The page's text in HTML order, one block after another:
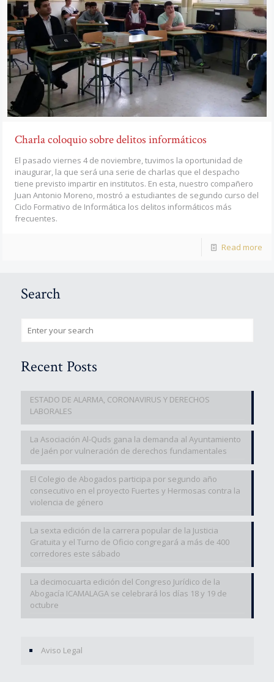
Charla coloquio sobre delitos informáticos
El pasado viernes 4 de noviembre, tuvimos la oportunidad de
inaugurar, la que será una serie de charlas que el despacho
tiene previsto impartir en institutos. En esta, nuestro compañero
Juan Antonio Moreno, mostró a estudiantes de segundo curso del
Ciclo Formativo de Informática los delitos informáticos más
frecuentes.
Read more
Search
Recent Posts
ESTADO DE ALARMA, CORONAVIRUS Y DERECHOS
LABORALES
La Asociación Al-Quds gana la demanda al Ayuntamiento
de Jaén por vulneración de derechos fundamentales
El Colegio de Abogados participa por segundo año
consecutivo en el proyecto Fuertes y Hermosas contra la
violencia de género
La sexta edición de la carrera popular de la Justicia
Gratuita y el Turno de Oficio congregará a más de 400
corredores este sábado
La decimocuarta edición del Congreso Jurídico de la
Abogacía ICAMALAGA se celebrará los días 18 y 19 de
octubre
Aviso Legal